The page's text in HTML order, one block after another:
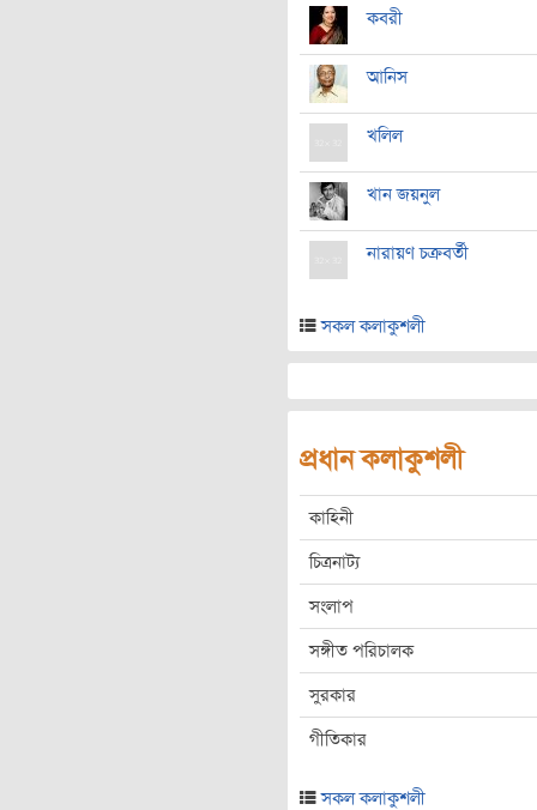
কবরী
আনিস
খলিল
খান জয়নুল
নারায়ণ চক্রবর্তী
সকল কলাকুশলী
প্রধান কলাকুশলী
কাহিনী
চিত্রনাট্য
সংলাপ
সঙ্গীত পরিচালক
সুরকার
গীতিকার
সকল কলাকুশলী